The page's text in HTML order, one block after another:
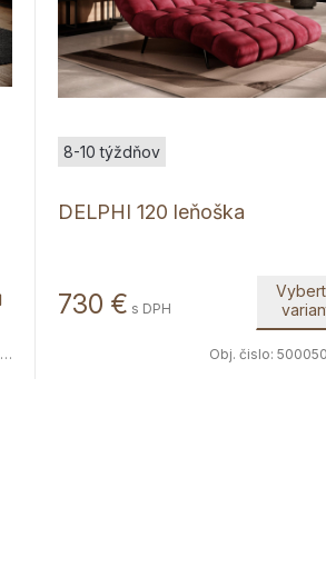
DELPHI 120 leňoška
8-10 týždňov
730 € s DPH
Obj. čislo: